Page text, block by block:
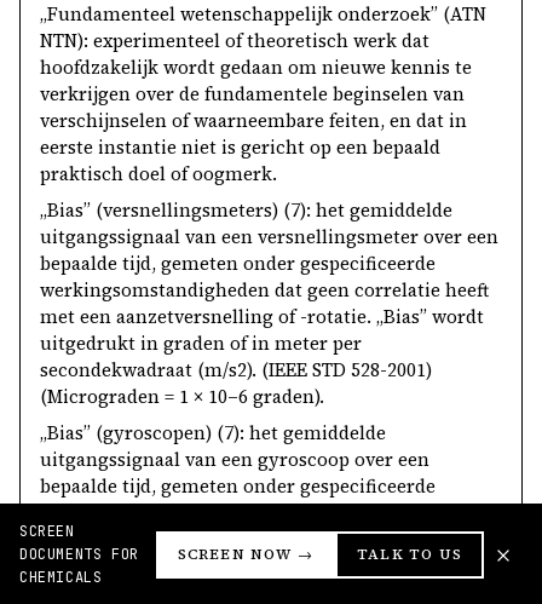
„Fundamenteel wetenschappelijk onderzoek” (ATN
NTN): experimenteel of theoretisch werk dat
hoofdzakelijk wordt gedaan om nieuwe kennis te
verkrijgen over de fundamentele beginselen van
verschijnselen of waarneembare feiten, en dat in
eerste instantie niet is gericht op een bepaald
praktisch doel of oogmerk.
„Bias” (versnellingsmeters) (7): het gemiddelde
uitgangssignaal van een versnellingsmeter over een
bepaalde tijd, gemeten onder gespecificeerde
werkingsomstandigheden dat geen correlatie heeft
met een aanzetversnelling of -rotatie. „Bias” wordt
uitgedrukt in graden of in meter per
secondekwadraat (m/s2). (IEEE STD 528-2001)
(Micrograden = 1 × 10–6graden).
„Bias” (gyroscopen) (7): het gemiddelde
uitgangssignaal van een gyroscoop over een
bepaalde tijd, gemeten onder gespecificeerde
met een aanzetrotatie of -versnelling. „Bias” wordt
typisch uitgedrukt in graden per uur (graden/u).
SCREEN
DOCUMENTS FOR
CHEMICALS
SCREEN NOW → TALK TO US